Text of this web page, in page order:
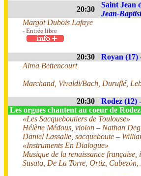
20:30
Saint Jean
Jean-
Margot Dubois Lafaye
- Entrée libre
20:30 Royan (17)
Alma Bettencourt
Marchand, Vivaldi/Bach, Duruflé,
20:30 Rodez (12) -
Les orgues chantent au coeur de Rodez
«Les Sacqueboutiers de Toulouse»
Hélène Médous, violon – Nathan
Daniel Lassalle, sacqueboute –
«Instruments En Dialogue»
Musique de la renaissance
Susato, De La Torre, Ortiz, Cabezón,